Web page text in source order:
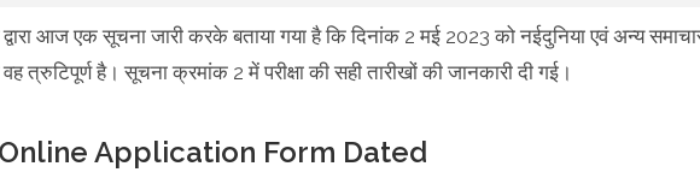
आज एक सूचना जारी करके बताया गया है कि दिनांक 2 मई 2023 को नईदुनिया एवं अन्य
त्रुटिपूर्ण है। सूचना क्रमांक 2 में परीक्षा की सही तारीखों की जानकारी दी गई।
Online Application Form Dated